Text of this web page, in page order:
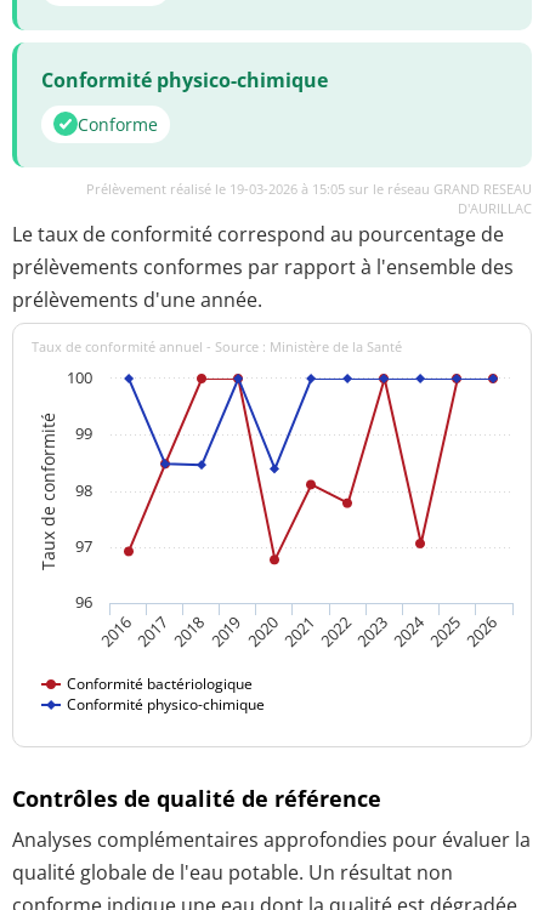
Conformité physico-chimique
Conforme
Prélèvement réalisé le 19-03-2026 à 15:05 sur le réseau GRAND RESEAU
D'AURILLAC
Le taux de conformité correspond au pourcentage de
prélèvements conformes par rapport à l'ensemble des
prélèvements d'une année.
Taux de conformité
Taux de conformité annuel - Source : Ministère de la Santé
Conformité bactériologique
Conformité physico-chimique
20162017 201820192020202120222023202420252026
96
97
98
99
100
Contrôles de qualité de référence
Analyses complémentaires approfondies pour évaluer la
qualité globale de l'eau potable. Un résultat non